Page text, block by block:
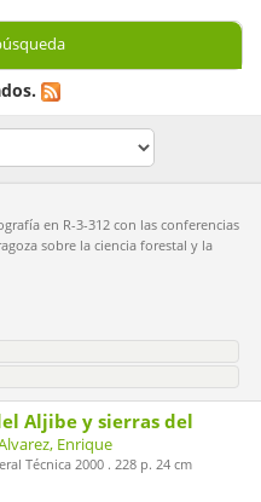
en R-3-312 con las conferencias
sobre la ciencia forestal y la
Aljibe y sierras del
Enrique
Técnica 2000 . 228 p. 24 cm